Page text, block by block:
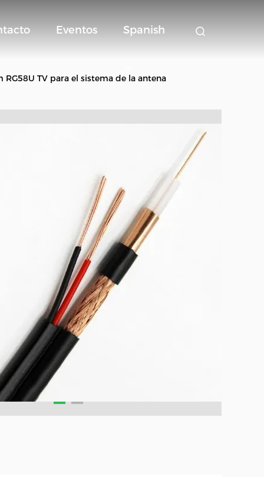
Eventos Spanish
TV para el sistema de la antena